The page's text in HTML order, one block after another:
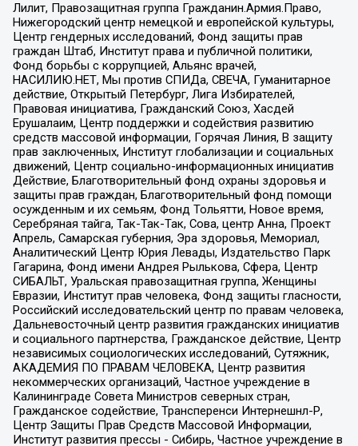
Лилит, Правозащитная группа Гражданин.Армия.Право,
Нижегородский центр немецкой и европейской культуры,
Центр гендерных исследований, Фонд защиты прав
граждан Штаб, Институт права и публичной политики,
Фонд борьбы с коррупцией, Альянс врачей,
НАСИЛИЮ.НЕТ, Мы против СПИДа, СВЕЧА, Гуманитарное
действие, Открытый Петербург, Лига Избирателей,
Правовая инициатива, Гражданский Союз, Хасдей
Ерушалаим, Центр поддержки и содействия развитию
средств массовой информации, Горячая Линия, В защиту
прав заключенных, Институт глобализации и социальных
движений, Центр социально-информационных инициатив
Действие, Благотворительный фонд охраны здоровья и
защиты прав граждан, Благотворительный фонд помощи
осужденным и их семьям, Фонд Тольятти, Новое время,
Серебряная тайга, Так-Так-Так, Сова, центр Анна, Проект
Апрель, Самарская губерния, Эра здоровья, Мемориал,
Аналитический Центр Юрия Левады, Издательство Парк
Гагарина, Фонд имени Андрея Рылькова, Сфера, Центр
СИБАЛЬТ, Уральская правозащитная группа, Женщины
Евразии, Институт прав человека, Фонд защиты гласности,
Российский исследовательский центр по правам человека,
Дальневосточный центр развития гражданских инициатив
и социального партнерства, Гражданское действие, Центр
независимых социологических исследований, Сутяжник,
АКАДЕМИЯ ПО ПРАВАМ ЧЕЛОВЕКА, Центр развития
некоммерческих организаций, Частное учреждение в
Калининграде Совета Министров северных стран,
Гражданское содействие, Трансперенси Интернешнл-Р,
Центр Защиты Прав Средств Массовой Информации,
Институт развития прессы - Сибирь, Частное учреждение в